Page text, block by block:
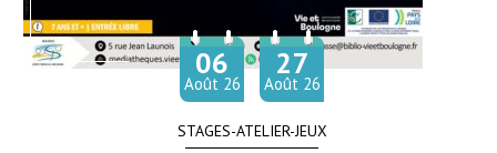
STAGES-ATELIER-JEUX
Du 06
Août 26
au 27
Août 26